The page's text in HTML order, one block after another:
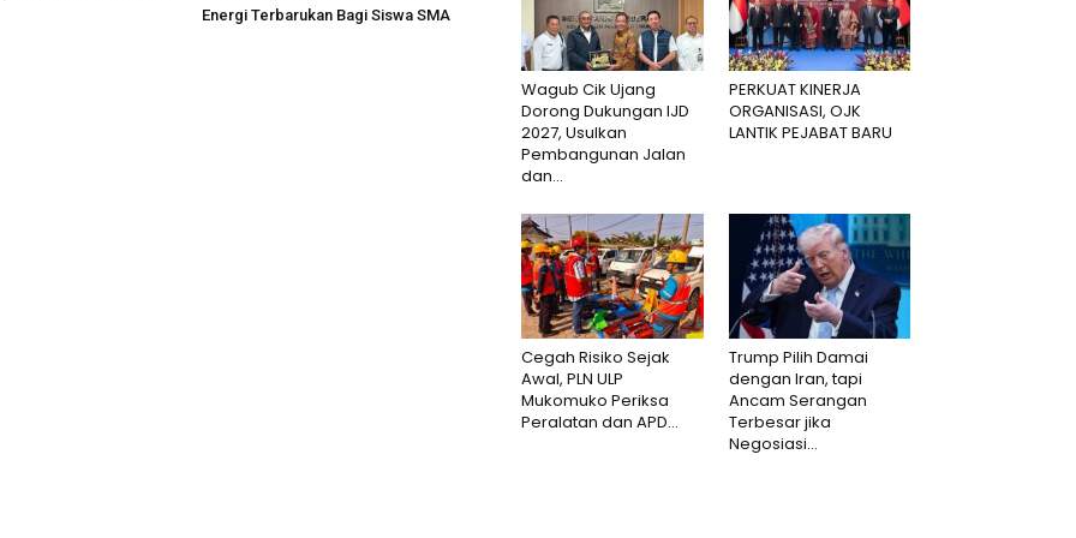
Energi Terbarukan Bagi Siswa SMA
Wagub Cik Ujang
Dorong Dukungan IJD
2027, Usulkan
Pembangunan Jalan
dan...
PERKUAT KINERJA
ORGANISASI, OJK
LANTIK PEJABAT BARU
Cegah Risiko Sejak
Awal, PLN ULP
Mukomuko Periksa
Peralatan dan APD...
Trump Pilih Damai
dengan Iran, tapi
Ancam Serangan
Terbesar jika
Negosiasi...